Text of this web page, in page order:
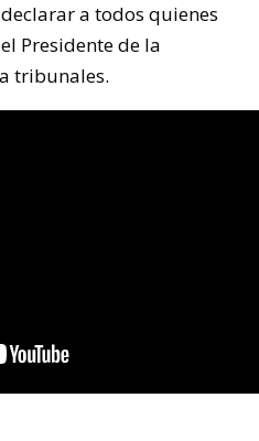
a todos quienes
Presidente de la
tribunales.